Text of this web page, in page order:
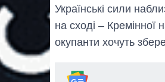
Українські сили
на сході – Кремінної
окупанти хочуть